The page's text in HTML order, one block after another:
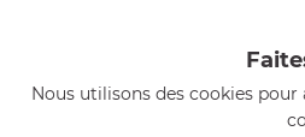
Derniers avis produits
Emmanuel 56 ans le 23/
Casserole mini 9 cm
Nous utilisons des cookies